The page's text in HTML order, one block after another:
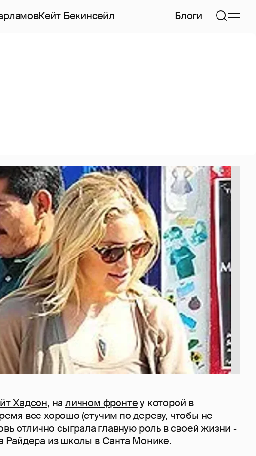
Кейт Бекинсейл Блоги
Хадсон, наличном фронтеу которой в
все хорошо (стучим по дереву, чтобы не
отлично сыграла главную роль в своей жизни -
Райдера из школы в Санта Монике.